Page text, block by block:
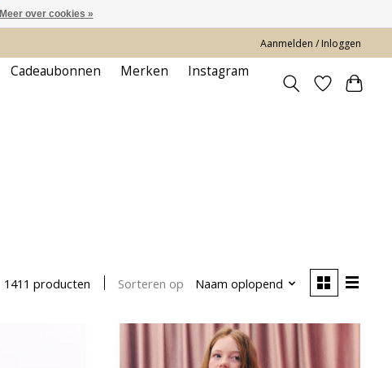
Aanmelden / Inloggen
Cadeaubonnen Merken
Instagram
1411 producten Sorteren op Naam oplopend
Meer over cookies »